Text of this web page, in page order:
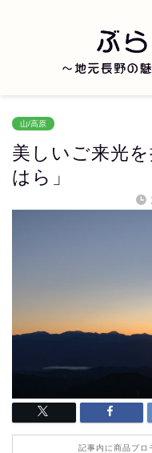
山/高原
美しいご来光
はら」
記事内に商品プロ